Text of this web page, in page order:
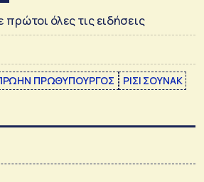
πρώτοι όλες τις ειδήσεις
ΠΡΩΘΥΠΟΥΡΓΟΣ ΡΙΣΙ ΣΟΥΝΑΚ